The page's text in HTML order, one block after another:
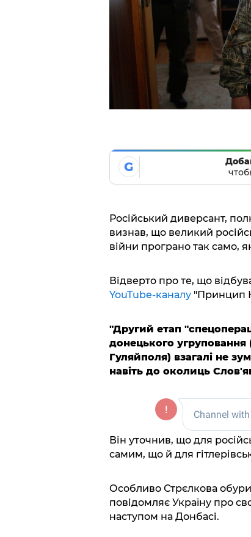
G
Російський диверсант,
визнав, що великий
війни програно так само,
Відверто про те, що
YouTube-каналу "Принцип
"Другий етап
донецького
Гуляйполя) взагалі не
навіть до околиць
Він уточнив, що для
самим, що й для
Особливо Стрєлкова
повідомляє Україну про
наступом на Донбасі.